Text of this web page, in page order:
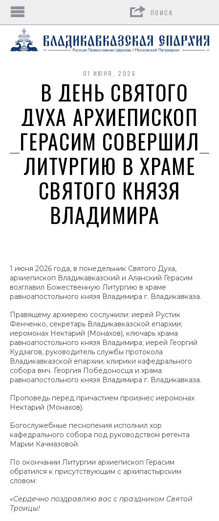
01 ИЮНЯ, 2026
В ДЕНЬ СВЯТОГО
ДУХА АРХИЕПИСКОП
ГЕРАСИМ СОВЕРШИЛ
ЛИТУРГИЮ В ХРАМЕ
СВЯТОГО КНЯЗЯ
ВЛАДИМИРА
1 июня 2026 года, в понедельник Святого Духа,
архиепископ Владикавказский и Аланский Герасим
возглавил Божественную Литургию в храме
равноапостольного князя Владимира г. Владикавказа.
Правящему архиерею сослужили: иерей Рустик
Фенченко, секретарь Владикавказской епархии;
иеромонах Нектарий (Монахов), ключарь храма
равноапостольного князя Владимира; иерей Георгий
Кудзагов, руководитель службы протокола
Владикавказской епархии; клирики кафедрального
собора вмч. Георгия Победоносца и храма
равноапостольного князя Владимира г. Владикавказа.
Проповедь перед причастием произнес иеромонах
Нектарий (Монахов).
Богослужебные песнопения исполнил хор
кафедрального собора под руководством регента
Марии Качмазовой.
По окончании Литургии архиепископ Герасим
обратился к присутствующим с архипастырским
словом:
«Сердечно поздравляю вас с праздником Святой
Троицы!